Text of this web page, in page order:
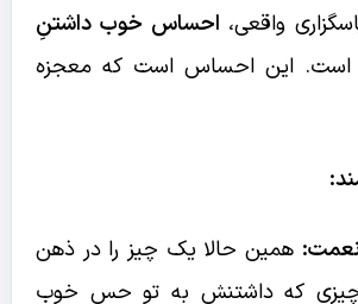
واقعی، احساس خوب داشتنِ
است. این احساس است که معجزه
همین حالا یک چیز را در ذهن
که داشتنش به تو حس خوب